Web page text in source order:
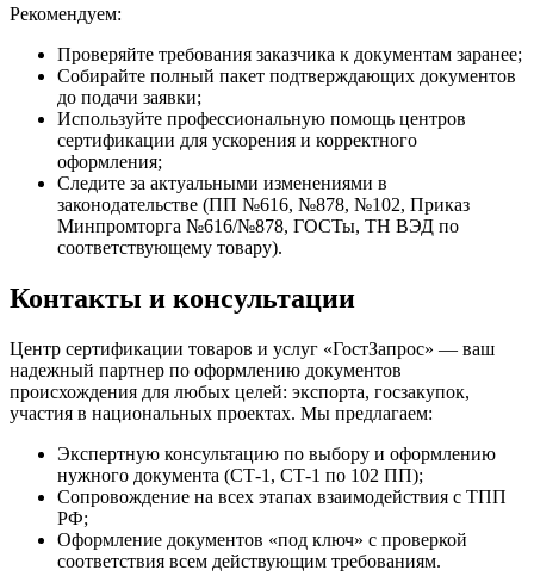
Рекомендуем:
Проверяйте требования заказчика к документам заранее;
Собирайте полный пакет подтверждающих документов
до подачи заявки;
Используйте профессиональную помощь центров
сертификации для ускорения и корректного
оформления;
Следите за актуальными изменениями в
законодательстве (ПП №616, №878, №102, Приказ
Минпромторга №616/№878, ГОСТы, ТН ВЭД по
соответствующему товару).
Контакты и консультации
Центр сертификации товаров и услуг «ГостЗапрос» — ваш
надежный партнер по оформлению документов
происхождения для любых целей: экспорта, госзакупок,
участия в национальных проектах. Мы предлагаем:
Экспертную консультацию по выбору и оформлению
нужного документа (СТ-1, СТ-1 по 102 ПП);
Сопровождение на всех этапах взаимодействия с ТПП
РФ;
Оформление документов «под ключ» с проверкой
соответствия всем действующим требованиям.